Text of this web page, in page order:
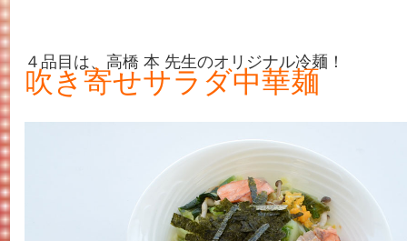
４品目は、高橋 本 先生のオリジナル冷麺！
吹き寄せサラダ中華麺